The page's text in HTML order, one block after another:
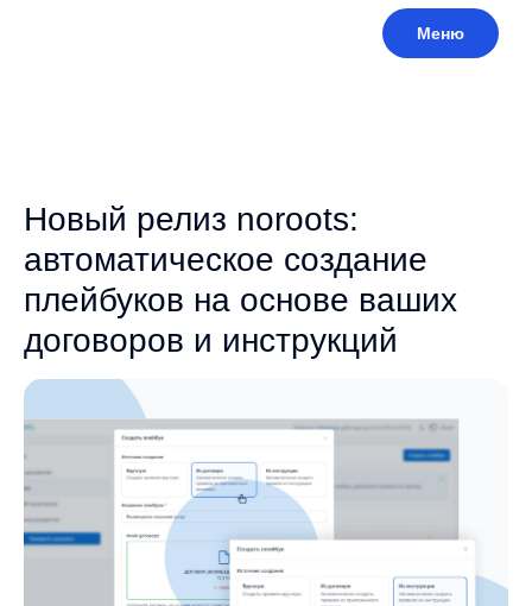
Новый релиз noroots:
автоматическое создание
плейбуков на основе ваших
договоров и инструкций